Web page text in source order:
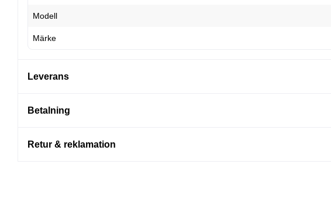
Modell
Märke
Leverans
Betalning
Retur & reklamation